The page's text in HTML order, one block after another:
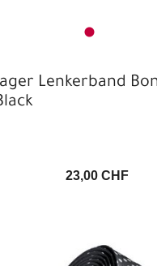
Lenkerband
23,00 CHF